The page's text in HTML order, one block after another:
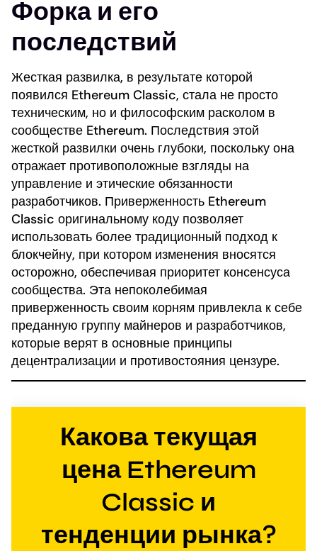
Форка и его
последствий
Жесткая развилка, в результате которой
появился Ethereum Classic, стала не просто
техническим, но и философским расколом в
сообществе Ethereum. Последствия этой
жесткой развилки очень глубоки, поскольку она
отражает противоположные взгляды на
управление и этические обязанности
разработчиков. Приверженность Ethereum
Classic оригинальному коду позволяет
использовать более традиционный подход к
блокчейну, при котором изменения вносятся
осторожно, обеспечивая приоритет консенсуса
сообщества. Эта непоколебимая
приверженность своим корням привлекла к себе
преданную группу майнеров и разработчиков,
которые верят в основные принципы
децентрализации и противостояния цензуре.
Какова текущая
цена Ethereum
Classic и
тенденции рынка?